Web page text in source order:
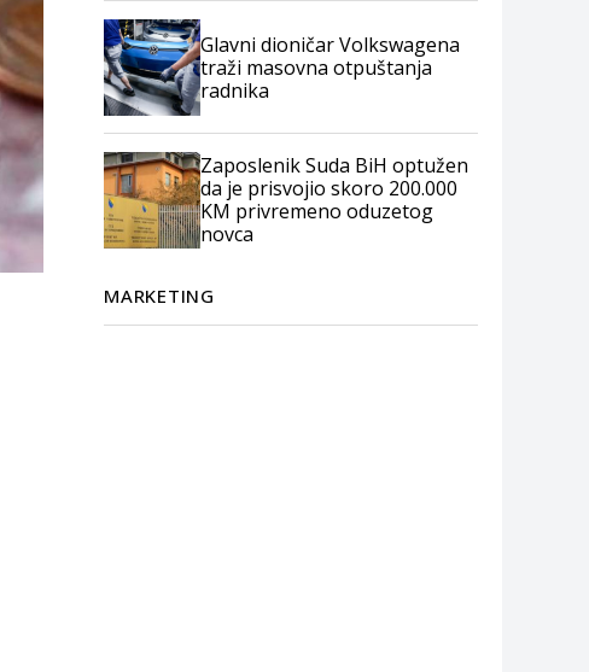
Glavni dioničar Volkswagena
traži masovna otpuštanja
radnika
Zaposlenik Suda BiH optužen
da je prisvojio skoro 200.000
KM privremeno oduzetog
novca
MARKETING